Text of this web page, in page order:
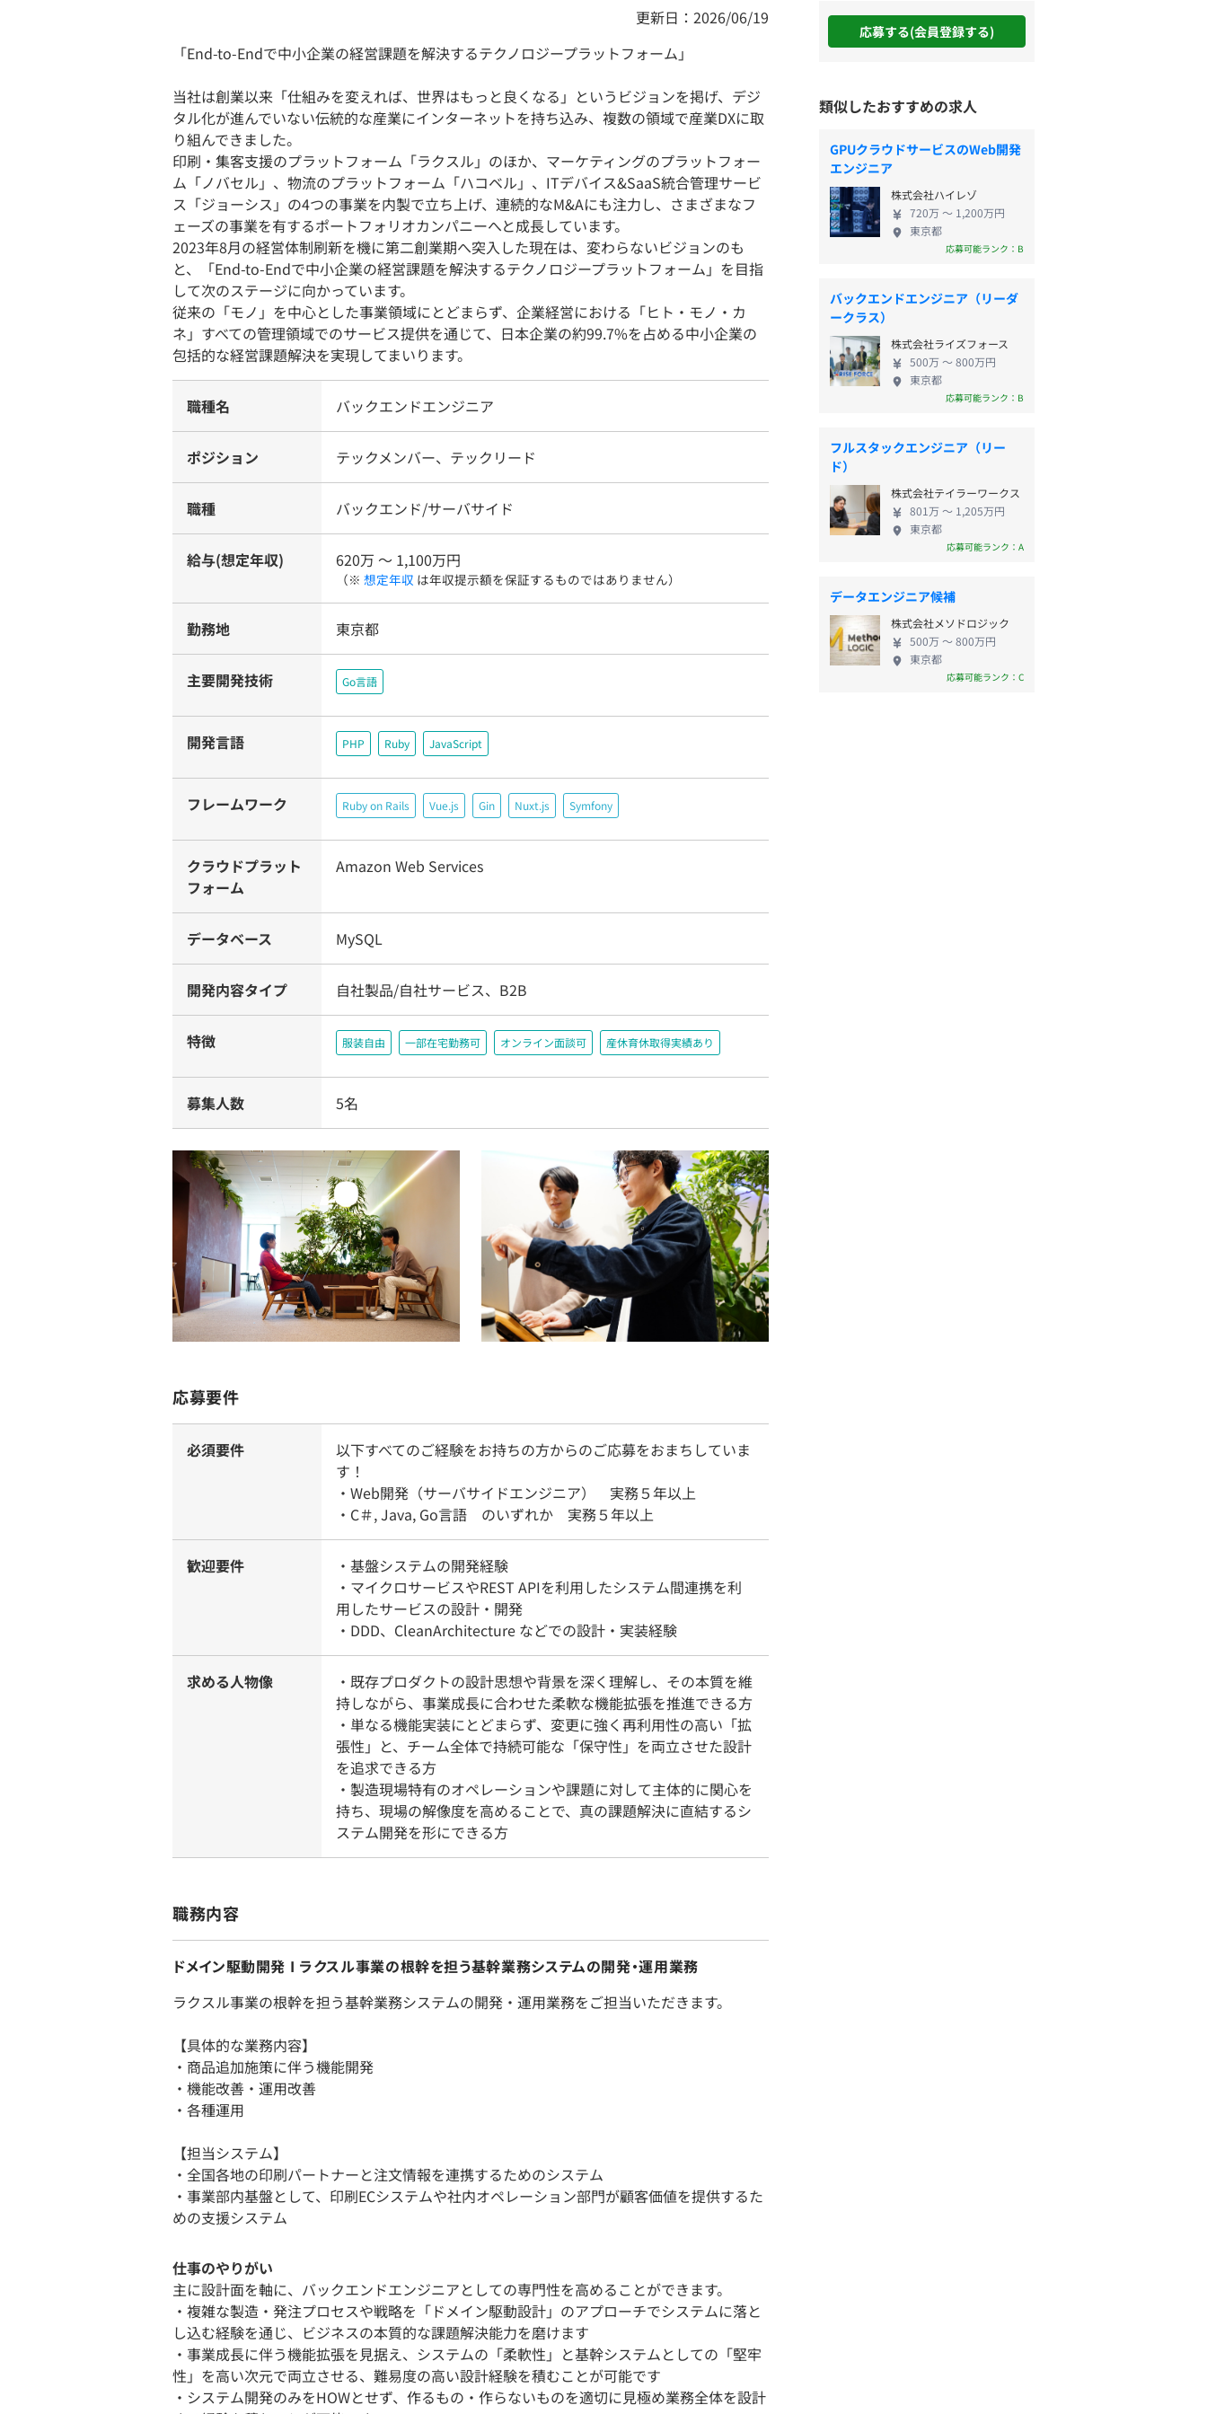
更新日：2026/06/19
「End-to-Endで中小企業の経営課題を解決するテクノロジープラットフォーム」
当社は創業以来「仕組みを変えれば、世界はもっと良くなる」というビジョンを掲げ、デジ
タル化が進んでいない伝統的な産業にインターネットを持ち込み、複数の領域で産業DXに取
り組んできました。
印刷・集客支援のプラットフォーム「ラクスル」のほか、マーケティングのプラットフォー
ム「ノバセル」、物流のプラットフォーム「ハコベル」、ITデバイス&SaaS統合管理サービ
ス「ジョーシス」の4つの事業を内製で立ち上げ、連続的なM&Aにも注力し、さまざまなフ
ェーズの事業を有するポートフォリオカンパニーへと成長しています。
2023年8月の経営体制刷新を機に第二創業期へ突入した現在は、変わらないビジョンのも
と、「End-to-Endで中小企業の経営課題を解決するテクノロジープラットフォーム」を目指
して次のステージに向かっています。
従来の「モノ」を中心とした事業領域にとどまらず、企業経営における「ヒト・モノ・カ
ネ」すべての管理領域でのサービス提供を通じて、日本企業の約99.7%を占める中小企業の
包括的な経営課題解決を実現してまいります。
職種名 バックエンドエンジニア
ポジション テックメンバー、テックリード
職種 バックエンド/サーバサイド
給与(想定年収) 620万 〜 1,100万円
（※ 想定年収 は年収提示額を保証するものではありません）
勤務地 東京都
主要開発技術 Go言語
開発言語 PHP Ruby JavaScript
フレームワーク Ruby on Rails Vue.js Gin Nuxt.js Symfony
クラウドプラット
フォーム
Amazon Web Services
データベース MySQL
開発内容タイプ 自社製品/自社サービス、B2B
特徴 服装自由 一部在宅勤務可 オンライン面談可 産休育休取得実績あり
募集人数 5名
応募要件
必須要件
以下すべてのご経験をお持ちの方からのご応募をおまちしていま
す！
・Web開発（サーバサイドエンジニア） 実務５年以上
・C＃, Java, Go言語 のいずれか 実務５年以上
歓迎要件
・基盤システムの開発経験
・マイクロサービスやREST APIを利用したシステム間連携を利
用したサービスの設計・開発
・DDD、CleanArchitecture などでの設計・実装経験
求める人物像
・既存プロダクトの設計思想や背景を深く理解し、その本質を維
持しながら、事業成長に合わせた柔軟な機能拡張を推進できる方
・単なる機能実装にとどまらず、変更に強く再利用性の高い「拡
張性」と、チーム全体で持続可能な「保守性」を両立させた設計
を追求できる方
・製造現場特有のオペレーションや課題に対して主体的に関心を
持ち、現場の解像度を高めることで、真の課題解決に直結するシ
ステム開発を形にできる方
職務内容
ドメイン駆動開発 I ラクスル事業の根幹を担う基幹業務システムの開発・運用業務
ラクスル事業の根幹を担う基幹業務システムの開発・運用業務をご担当いただきます。
【具体的な業務内容】
・商品追加施策に伴う機能開発
・機能改善・運用改善
・各種運用
【担当システム】
・全国各地の印刷パートナーと注文情報を連携するためのシステム
・事業部内基盤として、印刷ECシステムや社内オペレーション部門が顧客価値を提供するた
めの支援システム
仕事のやりがい
主に設計面を軸に、バックエンドエンジニアとしての専門性を高めることができます。
・複雑な製造・発注プロセスや戦略を「ドメイン駆動設計」のアプローチでシステムに落と
し込む経験を通じ、ビジネスの本質的な課題解決能力を磨けます
・事業成長に伴う機能拡張を見据え、システムの「柔軟性」と基幹システムとしての「堅牢
性」を高い次元で両立させる、難易度の高い設計経験を積むことが可能です
・システム開発のみをHOWとせず、作るもの・作らないものを適切に見極め業務全体を設計
応募する(会員登録する)
類似したおすすめの求人
GPUクラウドサービスのWeb開発
エンジニア
株式会社ハイレゾ
720万 〜 1,200万円
東京都
応募可能ランク：B
バックエンドエンジニア（リーダ
ークラス）
株式会社ライズフォース
500万 〜 800万円
東京都
応募可能ランク：B
フルスタックエンジニア（リー
ド）
株式会社テイラーワークス
801万 〜 1,205万円
東京都
応募可能ランク：A
データエンジニア候補
株式会社メソドロジック
500万 〜 800万円
東京都
応募可能ランク：C